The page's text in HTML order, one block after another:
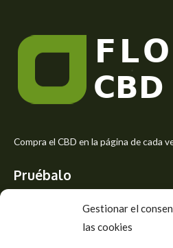
Gestionar el
las cookies
s
e
Compra el CBD en la página de cada
Pruébalo
Siente el mejor aroma de las flores